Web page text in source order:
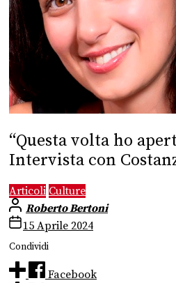
“Questa volta ho
Intervista con
Articoli Culture
Roberto Bertoni
15 Aprile 2024
Condividi
Facebook